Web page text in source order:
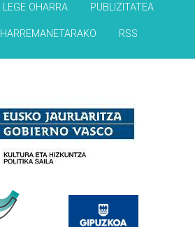
LEGE OHARRA PUBLIZITATEA
HARREMANETARAKO RSS